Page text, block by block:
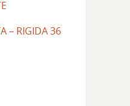
– RIGIDA 36